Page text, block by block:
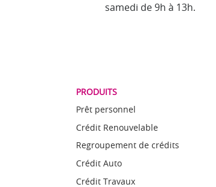
samedi de 9h à 13h.
PRODUITS
Prêt personnel
Crédit Renouvelable
Regroupement de crédits
Crédit Auto
Crédit Travaux